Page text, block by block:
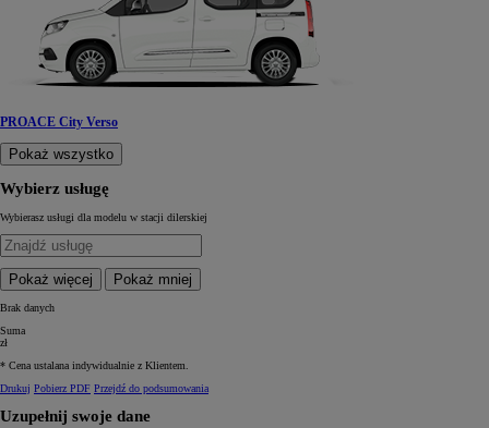
PROACE City Verso
Pokaż wszystko
Wybierz usługę
Wybierasz usługi dla modelu w stacji dilerskiej
Pokaż więcej Pokaż mniej
Brak danych
Suma
zł
* Cena ustalana indywidualnie z Klientem.
Drukuj Pobierz PDF Przejdź do podsumowania
Uzupełnij swoje dane